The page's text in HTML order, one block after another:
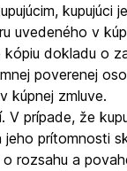
kupujúci
uvedeného v
dokladu o
poverenej
kúpnej zmluve.
prípade, že
prítomnosti
rozsahu a